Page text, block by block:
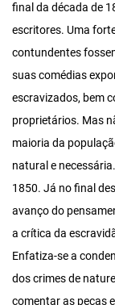
final da década de
escritores. Uma
contundentes
suas comédias
escravizados, bem
proprietários. Mas
maioria da
natural e
1850. Já no final
avanço do
a crítica da
Enfatiza-se a
dos crimes de
comentar as peças